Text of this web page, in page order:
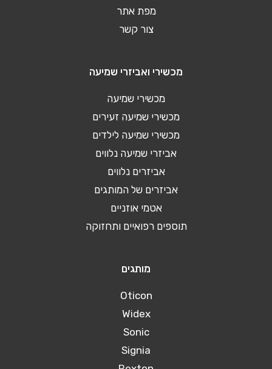
מפת אתר
צור קשר
מכשירי ואביזרי שמיעה
מכשירי שמיעה
מכשירי שמיעה זעירים
מכשירי שמיעה לילדים
אביזרי שמיעה נלווים
אביזרים נלווים
אביזרים של המותגים
אטמי אוזניים
תוספים רפואיים ותחזוקה
מותגים
Oticon
Widex
Sonic
Signia